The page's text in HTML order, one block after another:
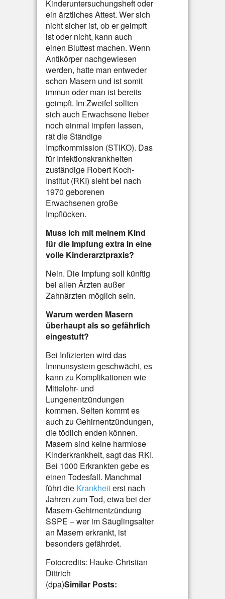
Kinderuntersuchungsheft oder
ein ärztliches Attest. Wer sich
nicht sicher ist, ob er geimpft
ist oder nicht, kann auch
einen Bluttest machen. Wenn
Antikörper nachgewiesen
werden, hatte man entweder
schon Masern und ist somit
immun oder man ist bereits
geimpft. Im Zweifel sollten
sich auch Erwachsene lieber
noch einmal impfen lassen,
rät die Ständige
Impfkommission (STIKO). Das
für Infektionskrankheiten
zuständige Robert Koch-
Institut (RKI) sieht bei nach
1970 geborenen
Erwachsenen große
Impflücken.
Muss ich mit meinem Kind
für die Impfung extra in eine
volle Kinderarztpraxis?
Nein. Die Impfung soll künftig
bei allen Ärzten außer
Zahnärzten möglich sein.
Warum werden Masern
überhaupt als so gefährlich
eingestuft?
Bei Infizierten wird das
Immunsystem geschwächt, es
kann zu Komplikationen wie
Mittelohr- und
Lungenentzündungen
kommen. Selten kommt es
auch zu Gehirnentzündungen,
die tödlich enden können.
Masern sind keine harmlose
Kinderkrankheit, sagt das RKI.
Bei 1000 Erkrankten gebe es
einen Todesfall. Manchmal
führt die Krankheiterst nach
Jahren zum Tod, etwa bei der
Masern-Gehirnentzündung
SSPE – wer im Säuglingsalter
an Masern erkrankt, ist
besonders gefährdet.
Fotocredits: Hauke-Christian
Dittrich
(dpa)Similar Posts: